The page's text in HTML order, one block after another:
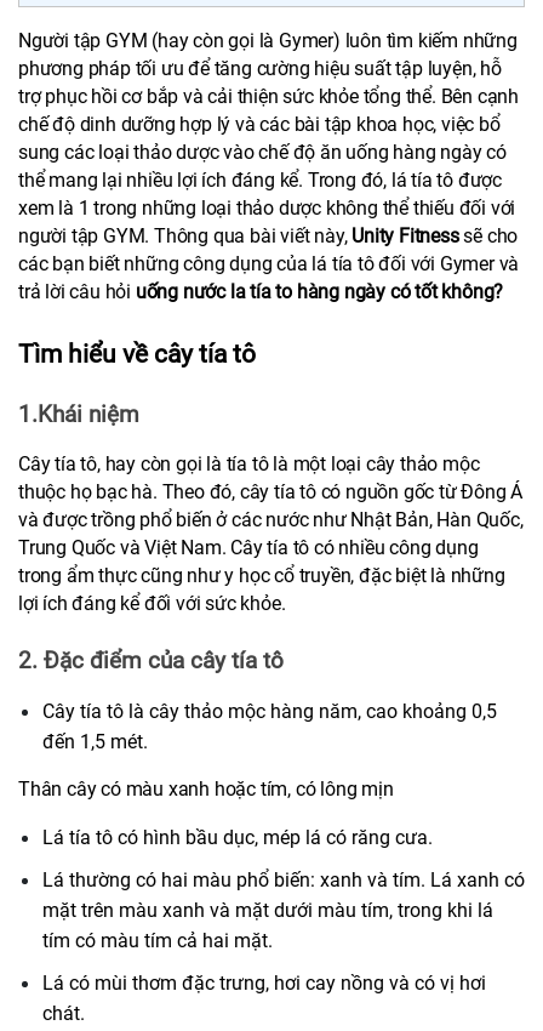
Người tập GYM (hay còn gọi là Gymer) luôn tìm kiếm những
phương pháp tối ưu để tăng cường hiệu suất tập luyện, hỗ
trợ phục hồi cơ bắp và cải thiện sức khỏe tổng thể. Bên cạnh
chế độ dinh dưỡng hợp lý và các bài tập khoa học, việc bổ
sung các loại thảo dược vào chế độ ăn uống hàng ngày có
thể mang lại nhiều lợi ích đáng kể. Trong đó, lá tía tô được
xem là 1 trong những loại thảo dược không thể thiếu đối với
người tập GYM. Thông qua bài viết này, Unity Fitness sẽ cho
các bạn biết những công dụng của lá tía tô đối với Gymer và
trả lời câu hỏi uống nước la tía to hàng ngày có tốt không?
Tìm hiểu về cây tía tô
1.Khái niệm
Cây tía tô, hay còn gọi là tía tô là một loại cây thảo mộc
thuộc họ bạc hà. Theo đó, cây tía tô có nguồn gốc từ Đông Á
và được trồng phổ biến ở các nước như Nhật Bản, Hàn Quốc,
Trung Quốc và Việt Nam. Cây tía tô có nhiều công dụng
trong ẩm thực cũng như y học cổ truyền, đặc biệt là những
lợi ích đáng kể đối với sức khỏe.
2. Đặc điểm của cây tía tô
Cây tía tô là cây thảo mộc hàng năm, cao khoảng 0,5
đến 1,5 mét.
Thân cây có màu xanh hoặc tím, có lông mịn
Lá tía tô có hình bầu dục, mép lá có răng cưa.
Lá thường có hai màu phổ biến: xanh và tím. Lá xanh có
mặt trên màu xanh và mặt dưới màu tím, trong khi lá
tím có màu tím cả hai mặt.
Lá có mùi thơm đặc trưng, hơi cay nồng và có vị hơi
chát.